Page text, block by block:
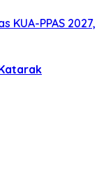
KUA-PPAS 2027,